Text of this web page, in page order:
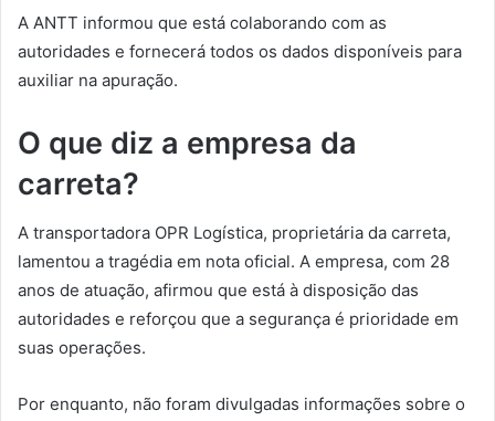
A ANTT informou que está colaborando com as
autoridades e fornecerá todos os dados disponíveis para
auxiliar na apuração.
O que diz a empresa da
carreta?
A transportadora OPR Logística, proprietária da carreta,
lamentou a tragédia em nota oficial. A empresa, com 28
anos de atuação, afirmou que está à disposição das
autoridades e reforçou que a segurança é prioridade em
suas operações.
Por enquanto, não foram divulgadas informações sobre o